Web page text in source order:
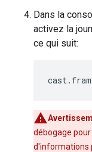
Dans la
activez la
ce qui suit:
débogage
d'informations